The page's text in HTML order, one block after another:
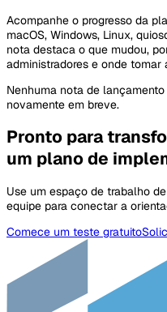
Acompanhe o progresso da
macOS, Windows, Linux,
nota destaca o que mudou,
administradores e onde tomar
Nenhuma nota de
novamente em breve.
Pronto para
um plano de
Use um espaço de trabalho
equipe para conectar a
Comece um teste gratuito